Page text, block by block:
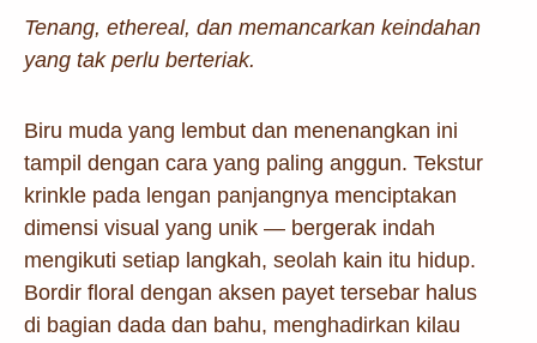
Tenang, ethereal, dan memancarkan keindahan
yang tak perlu berteriak.
Biru muda yang lembut dan menenangkan ini
tampil dengan cara yang paling anggun. Tekstur
krinkle pada lengan panjangnya menciptakan
dimensi visual yang unik — bergerak indah
mengikuti setiap langkah, seolah kain itu hidup.
Bordir floral dengan aksen payet tersebar halus
di bagian dada dan bahu, menghadirkan kilau